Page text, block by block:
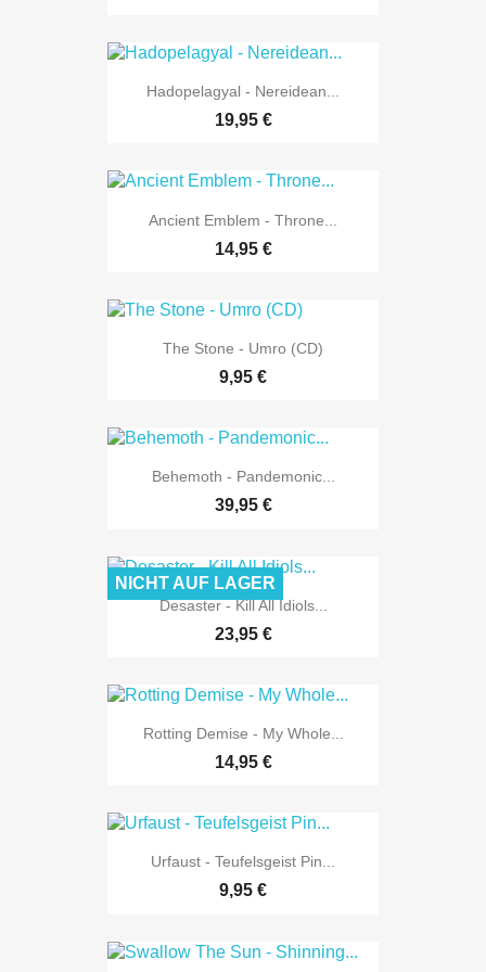
Hadopelagyal - Nereidean...
19,95 €
Ancient Emblem - Throne...
14,95 €
The Stone - Umro (CD)
9,95 €
Behemoth - Pandemonic...
39,95 €
Desaster - Kill All Idiols...
23,95 €
NICHT AUF LAGER
Rotting Demise - My Whole...
14,95 €
Urfaust - Teufelsgeist Pin...
9,95 €